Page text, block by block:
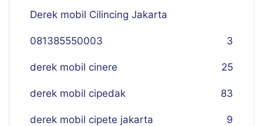
Derek mobil Cilincing Jakarta
081385550003 3
derek mobil cinere 25
derek mobil cipedak 83
derek mobil cipete jakarta 9